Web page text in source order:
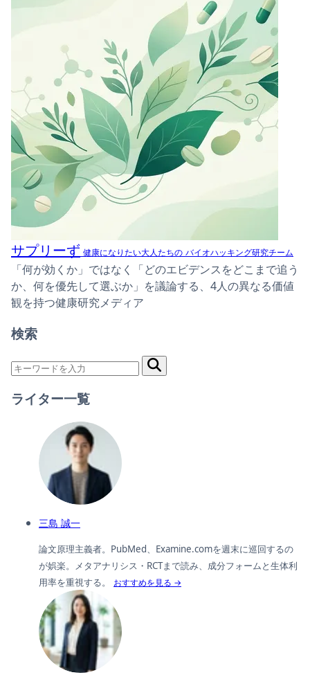
サプリーず 健康になりたい大人たちの バイオハッキング研究チーム
「何が効くか」ではなく「どのエビデンスをどこまで追う
か、何を優先して選ぶか」を議論する、4人の異なる価値
観を持つ健康研究メディア
検索
ライター一覧
三島 誠一
論文原理主義者。PubMed、Examine.comを週末に巡回するの
が娯楽。メタアナリシス・RCTまで読み、成分フォームと生体利
用率を重視する。
おすすめを見る →